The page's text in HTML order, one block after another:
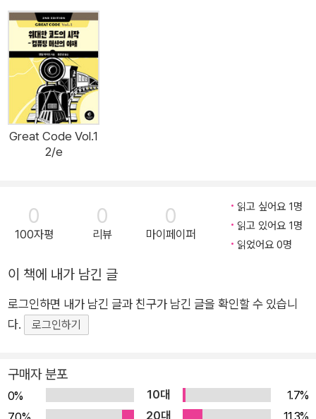
케이션의 주요 문제 중 하나이므로 여러 번 강조해도 될 만큼 중요한
주제다.
다. 지난 수십 년간 존재해온 개발담론을 확인하며 앞으로 수년간 개
발자로서 자신의 경력을 어떤 방식으로 관리할 것인지 계획을 세우고
싶을 때 참고할 수 있을 것이다. 이런 독자들에게 저자는 다양한 예제
와 코드를 활용해 체계적으로 자세히 설명한다.
지난 프로젝트보다 더 좋은 코드를 좀 더 효율적으로 만들어내기 위
해 고민하는 개발자에게도 추천한다.
도움을 얻을 수 있다. ◆ 적어도 하나 이상의 명령형(절차적) 프
로그래밍 언어나 객체지향 프로그래밍 언어에 상당히 능숙하다.
(예를 들면, C, C++, 파스칼(Pascal), 자바(Java), 스위프트(S
wift), 베이직(BASIC), 파이썬(Python), 어셈블리(assembly),
에이다(Ada), 모듈라-2(Modula-2), 포트란(FORTRAN) 등)
◆ 간단한 문제에 대한 설명을 듣고 해당 문제에 대한 소프트웨
어 솔루션을 설계하고 구현할 수 있어야 한다. 대학에서 한 학기
정도 관련 과목을 수강했거나 몇 개월 정도 독학했다면, 충분히
호 있는 정수, 문자, 문자열 등 다양한 하이레벨 데이터 유형이 컴
퓨터 메모리에 어떻게 표현되는지 이해하고 있어야 한다. ◈ 이
어 프로그래머가 될 필요는 없지만, 이 책의 컴파일러 출력을 이
해하려면 최소한 이에 대한 기본 지식은 필요하다. 1장과 2장에
서는 어셈블리 언어 학습의 여러 측면을 살펴보고, 일반적인 오
해, 컴파일러에 대한 고려사항, 사용 가능한 리소스를 다룬다. 3
한다. 온라인 부록(http://www.randallhyde.com/)은 파워PC,
ARM, 자바 바이트코드, CIL(Common Intermediate Langua
Great Code Vol.1
2/e
0
100자평
0
리뷰
0
마이페이퍼
읽고 싶어요 1명
읽고 있어요 1명
읽었어요 0명
이 책에 내가 남긴 글
로그인하면 내가 남긴 글과 친구가 남긴 글을 확인할 수 있습니
다.
로그인하기
구매자 분포
0% 10대
1.7%
20대